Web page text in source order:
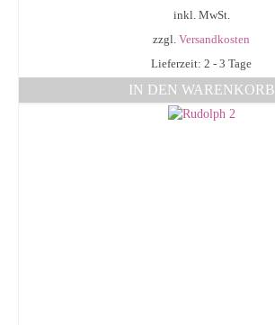
inkl. MwSt.
zzgl. Versandkosten
Lieferzeit: 2 - 3 Tage
IN DEN WARENKORB